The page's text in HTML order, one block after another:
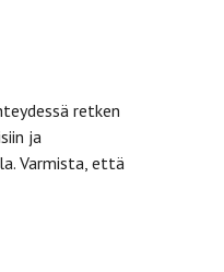
retken
ja
Varmista, että